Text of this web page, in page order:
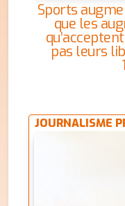
Sports
que les
pas leurs
JOURNALISME